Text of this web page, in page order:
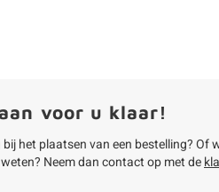
voor u klaar!
het plaatsen van een bestelling? Of
Neem dan contact op met de